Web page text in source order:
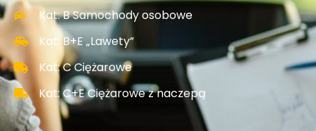
Kat: B Samochody osobowe
Kat: B+E „Lawety”
Kat: C Ciężarowe
Kat: C+E Ciężarowe z naczepą